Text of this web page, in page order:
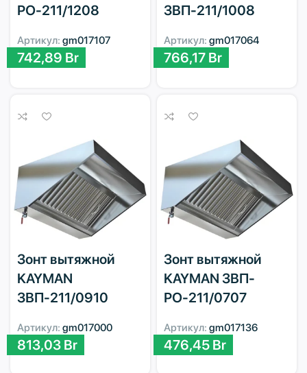
РО-211/1208
Артикул: gm017107
742,89 Br
ЗВП-211/1008
Артикул: gm017064
766,17 Br
Зонт вытяжной
KAYMAN
ЗВП-211/0910
Артикул: gm017000
813,03 Br
Зонт вытяжной
KAYMAN ЗВП-
РО-211/0707
Артикул: gm017136
476,45 Br